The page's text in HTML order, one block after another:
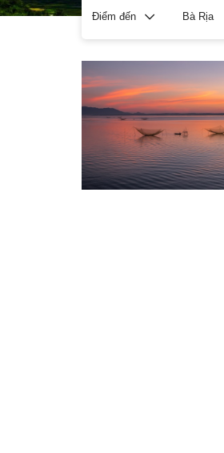
Điểm đến Bà Rịa